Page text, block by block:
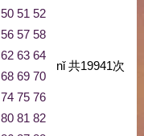
50 51 52
56 57 58
62 63 64
68 69 70
74 75 76
80 81 82
nǐ共19941次